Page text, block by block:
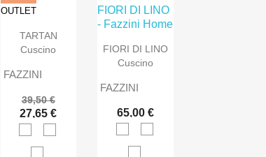
OUTLET
TARTAN
Cuscino
FAZZINI
39,50 €
27,65 €
FIORI DI LINO
Cuscino
FAZZINI
65,00 €